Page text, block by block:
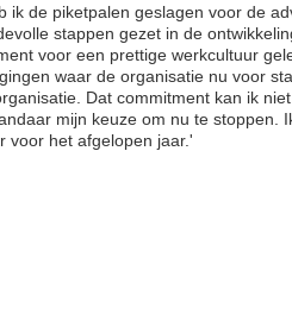
ik de piketpalen geslagen voor de
stappen gezet in de
voor een prettige werkcultuur
waar de organisatie nu voor
Dat commitment kan ik
mijn keuze om nu te stoppen.
voor het afgelopen jaar.'